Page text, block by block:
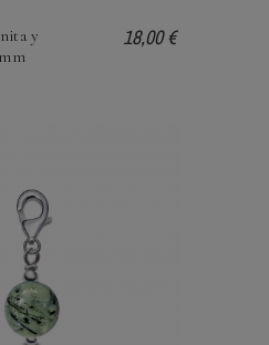
y
18,00 €